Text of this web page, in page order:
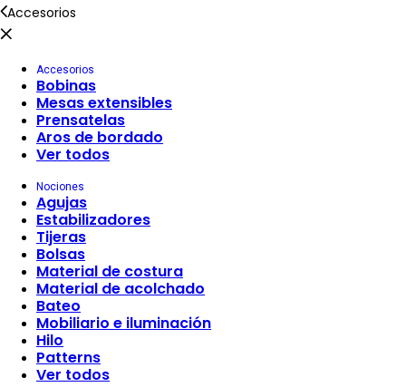
Accesorios
Accesorios
Bobinas
Mesas extensibles
Prensatelas
Aros de bordado
Ver todos
Nociones
Agujas
Estabilizadores
Tijeras
Bolsas
Material de costura
Material de acolchado
Bateo
Mobiliario e iluminación
Hilo
Patterns
Ver todos